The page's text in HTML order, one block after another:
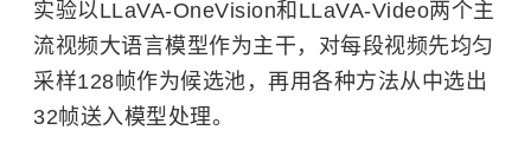
实验以LLaVA-OneVision和LLaVA-Video两个主
流视频大语言模型作为主干，对每段视频先均匀
采样128帧作为候选池，再用各种方法从中选出
32帧送入模型处理。